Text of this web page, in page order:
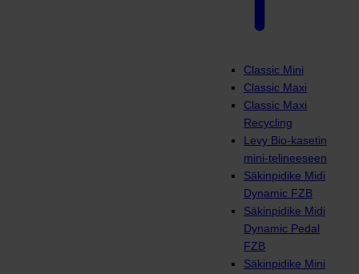
Classic Mini
Classic Maxi
Classic Maxi
Recycling
Levy Bio-kasetin
mini-telineeseen
Säkinpidike Midi
Dynamic FZB
Säkinpidike Midi
Dynamic Pedal
FZB
Säkinpidike Mini